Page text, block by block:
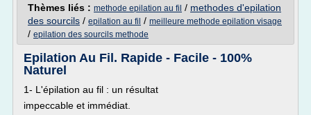
Thèmes liés : methode epilation au fil / methodes d'epilation
des sourcils / epilation au fil / meilleure methode epilation visage
/ epilation des sourcils methode
Epilation Au Fil. Rapide - Facile - 100%
Naturel
1- L'épilation au fil : un résultat
impeccable et immédiat.